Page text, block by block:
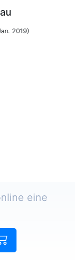
2019)
eine